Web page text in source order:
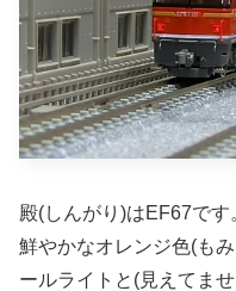
殿(しんがり)はEF67です
鮮やかなオレンジ色(も
ールライトと(見えてま